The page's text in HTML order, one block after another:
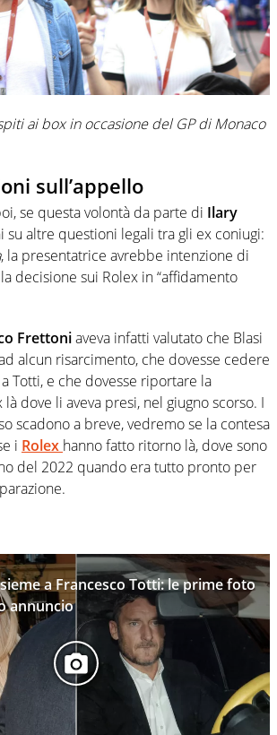
ai box in occasione del GP di Monaco
sull’appello
se questa volontà da parte di Ilary
altre questioni legali tra gli ex coniugi:
, la presentatrice avrebbe intenzione di
decisione sui Rolex in “affidamento
Frettoniaveva infatti valutato che Blasi
alcun risarcimento, che dovesse cedere
Totti, e che dovesse riportare la
dove li aveva presi, nel giugno scorso. I
scadono a breve, vedremo se la contesa
i Rolex hanno fatto ritorno là, dove sono
del 2022 quando era tutto pronto per
a Francesco Totti: le prime foto
annuncio